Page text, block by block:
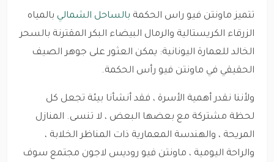
تتميز ماونتن فيو راس الحكمة بالساحل الشمالي بالمياه
الزرقاء الكريستالية والرمال البيضاء البكر المقترنة بالسحر
الخالد للعمارة اليونانية: يمكن العثور على جوهر الصيف
الحقيقي في ماونتن فيو رأس الحكمة.
ولأننا نقدر أهمية الأسرة ، فقد أنشأنا بيئة تجعل كل
لحظة مشتركة مع بعضها البعض ، لا تنسى. المنازل
المريحة ، والهندسة المعمارية ذات المناظر الخلابة ،
والراحة اليومية ، ماونتن فيو روديس لاجون مجتمع سوف